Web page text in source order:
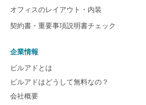
オフィスのレイアウト・内装
契約書・重要事項説明書チェック
企業情報
ビルアドとは
ビルアドはどうして無料なの？
会社概要